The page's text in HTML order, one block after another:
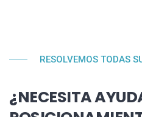
RESOLVEMOS TODAS
¿NECESITA